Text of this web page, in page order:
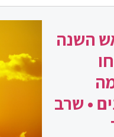
השנה
• שרב